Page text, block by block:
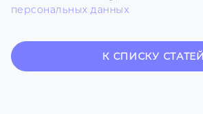
персональных данных
К СПИСКУ СТАТЕЙ